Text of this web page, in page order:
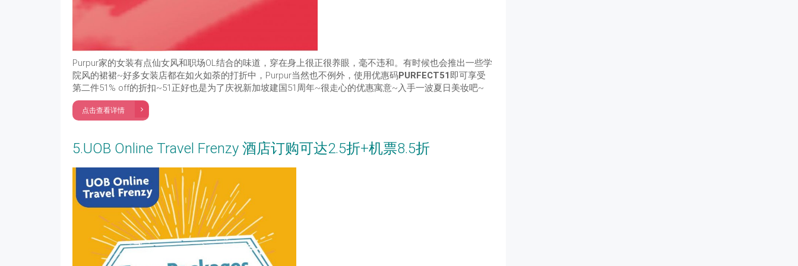
Purpur家的女装有点仙女风和职场OL结合的味道，穿在身上很正很养眼，毫不违和。有时候也会推出一些学
院风的裙裙~好多女装店都在如火如荼的打折中，Purpur当然也不例外，使用优惠码PURFECT51 即可享受
第二件51% off的折扣~51正好也是为了庆祝新加坡建国51周年~很走心的优惠寓意~入手一波夏日美妆吧~
点击查看详情
5.UOB Online Travel Frenzy 酒店订购可达2.5折+机票8.5折